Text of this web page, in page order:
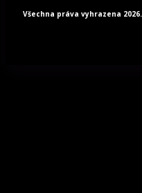
Všechna práva vyhrazena 2026.